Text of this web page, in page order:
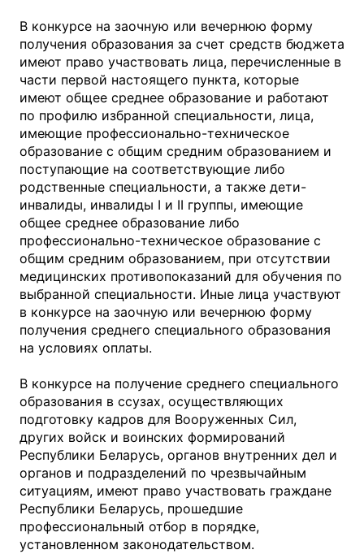
В конкурсе на заочную или вечернюю форму
получения образования за счет средств бюджета
имеют право участвовать лица, перечисленные в
части первой настоящего пункта, которые
имеют общее среднее образование и работают
по профилю избранной специальности, лица,
имеющие профессионально-техническое
образование с общим средним образованием и
поступающие на соответствующие либо
родственные специальности, а также дети-
инвалиды, инвалиды I и II группы, имеющие
общее среднее образование либо
профессионально-техническое образование с
общим средним образованием, при отсутствии
медицинских противопоказаний для обучения по
выбранной специальности. Иные лица участвуют
в конкурсе на заочную или вечернюю форму
получения среднего специального образования
на условиях оплаты.
В конкурсе на получение среднего специального
образования в ссузах, осуществляющих
подготовку кадров для Вооруженных Сил,
других войск и воинских формирований
Республики Беларусь, органов внутренних дел и
органов и подразделений по чрезвычайным
ситуациям, имеют право участвовать граждане
Республики Беларусь, прошедшие
профессиональный отбор в порядке,
установленном законодательством.